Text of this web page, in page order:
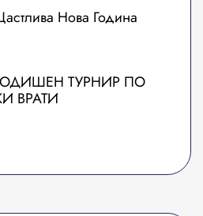
Нова Година
ТУРНИР ПО
ВРАТИ